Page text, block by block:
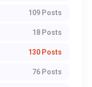
109 Posts
18 Posts
130 Posts
76 Posts